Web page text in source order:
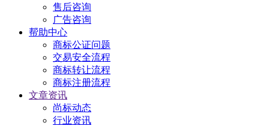
售后咨询
广告咨询
帮助中心
商标公证问题
交易安全流程
商标转让流程
商标注册流程
文章资讯
尚标动态
行业资讯